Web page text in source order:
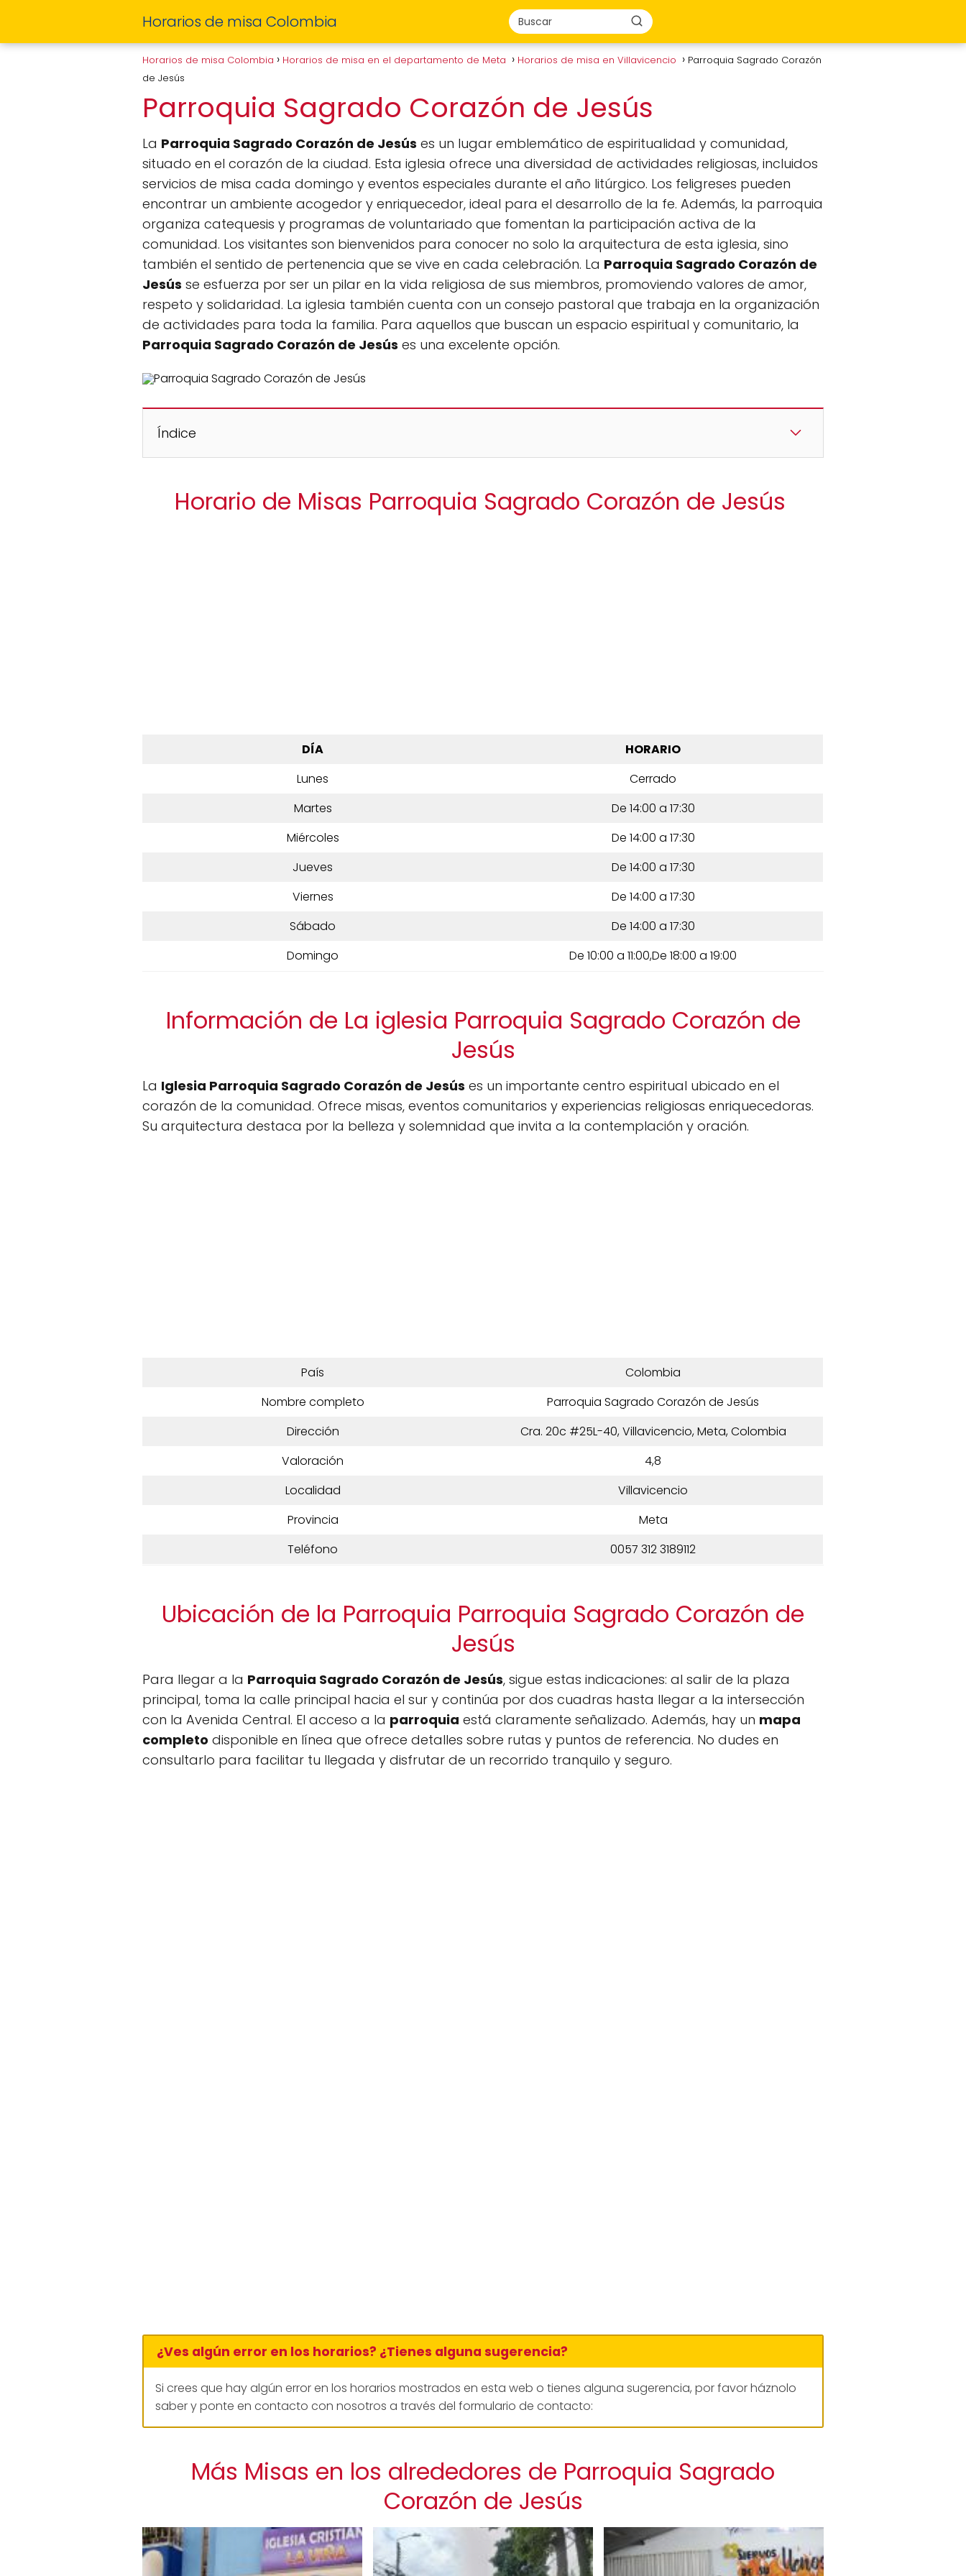
Horarios de misa Colombia
Horarios de misa Colombia Horarios de misa en el departamento de Meta Horarios de misa en Villavicencio
Parroquia Sagrado Corazón
de Jesús
Parroquia Sagrado Corazón de Jesús
La Parroquia Sagrado Corazón de Jesús es un lugar emblemático de espiritualidad y comunidad,
situado en el corazón de la ciudad. Esta iglesia ofrece una diversidad de actividades religiosas, incluidos
servicios de misa cada domingo y eventos especiales durante el año litúrgico. Los feligreses pueden
encontrar un ambiente acogedor y enriquecedor, ideal para el desarrollo de la fe. Además, la parroquia
organiza catequesis y programas de voluntariado que fomentan la participación activa de la
comunidad. Los visitantes son bienvenidos para conocer no solo la arquitectura de esta iglesia, sino
también el sentido de pertenencia que se vive en cada celebración. La Parroquia Sagrado Corazón de
Jesús se esfuerza por ser un pilar en la vida religiosa de sus miembros, promoviendo valores de amor,
respeto y solidaridad. La iglesia también cuenta con un consejo pastoral que trabaja en la organización
de actividades para toda la familia. Para aquellos que buscan un espacio espiritual y comunitario, la
Parroquia Sagrado Corazón de Jesús es una excelente opción.
Índice
Horario de Misas Parroquia Sagrado Corazón de Jesús
DÍA
HORARIO
Lunes
Cerrado
Martes
De 14:00 a 17:30
Miércoles
De 14:00 a 17:30
Jueves
De 14:00 a 17:30
Viernes
De 14:00 a 17:30
Sábado
De 14:00 a 17:30
Domingo
De 10:00 a 11:00,De 18:00 a 19:00
Información de La iglesia Parroquia Sagrado Corazón de
Jesús
La Iglesia Parroquia Sagrado Corazón de Jesús es un importante centro espiritual ubicado en el
corazón de la comunidad. Ofrece misas, eventos comunitarios y experiencias religiosas enriquecedoras.
Su arquitectura destaca por la belleza y solemnidad que invita a la contemplación y oración.
País
Colombia
Nombre completo
Parroquia Sagrado Corazón de Jesús
Dirección
Cra. 20c #25L-40, Villavicencio, Meta, Colombia
Valoración
4,8
Localidad
Villavicencio
Provincia
Meta
Teléfono
0057 312 3189112
Ubicación de la Parroquia Parroquia Sagrado Corazón de
Jesús
Para llegar a la Parroquia Sagrado Corazón de Jesús, sigue estas indicaciones: al salir de la plaza
principal, toma la calle principal hacia el sur y continúa por dos cuadras hasta llegar a la intersección
con la Avenida Central. El acceso a la parroquia está claramente señalizado. Además, hay un mapa
completo disponible en línea que ofrece detalles sobre rutas y puntos de referencia. No dudes en
consultarlo para facilitar tu llegada y disfrutar de un recorrido tranquilo y seguro.
¿Ves algún error en los horarios? ¿Tienes alguna sugerencia?
Si crees que hay algún error en los horarios mostrados en esta web o tienes alguna sugerencia, por favor háznolo
saber y ponte en contacto con nosotros a través del formulario de contacto:
Más Misas en los alrededores de Parroquia Sagrado
Corazón de Jesús